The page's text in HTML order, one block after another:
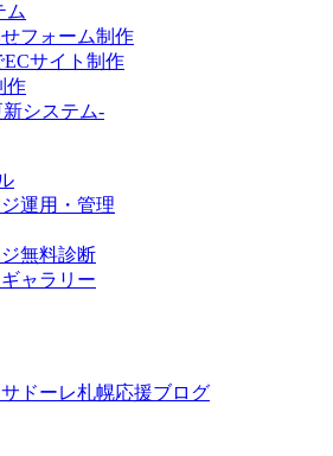
ム
フォーム制作
ECサイト制作
作
新システム-
運用・管理
無料診断
ャラリー
ドーレ札幌応援ブログ